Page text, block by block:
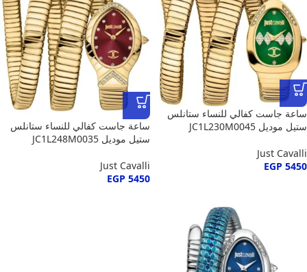
ساعة جاست كفالي للنساء ستانلس
ستيل موديل JC1L230M0045
Just Cavalli
EGP 5450
ساعة جاست كفالي للنساء ستانلس
ستيل موديل JC1L248M0035
Just Cavalli
EGP 5450